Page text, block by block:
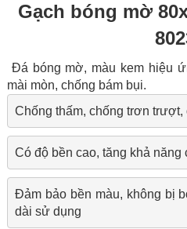
Gạch bóng mờ
Đá bóng mờ, màu kem hiệu
mài mòn, chống bám bụi.
Chống thấm, chống trơn
Có độ bền cao, tăng khả
Đảm bảo bền màu, không bị
dài sử dụng